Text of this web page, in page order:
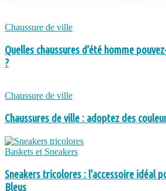
Chaussure de ville
Quelles chaussures d’été homme
?
Chaussure de ville
Chaussures de ville : adoptez des
Baskets et Sneakers
Sneakers tricolores : l’accessoire idéal
Bleus